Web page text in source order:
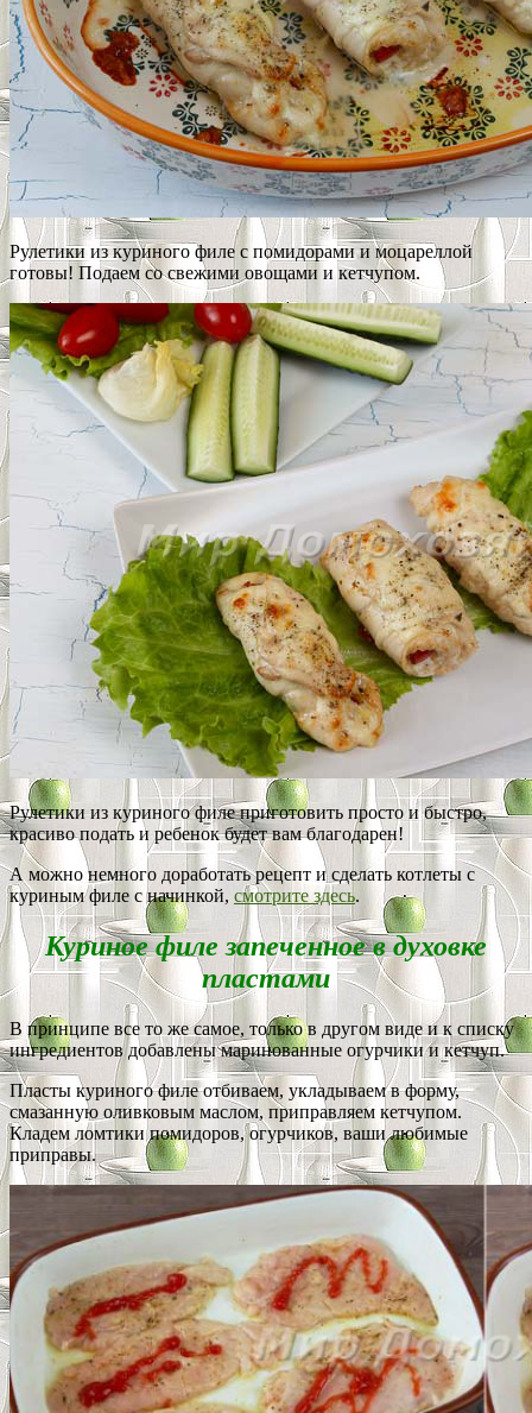
Рулетики из куриного филе с помидорами и моцареллой
готовы! Подаем со свежими овощами и кетчупом.
Рулетики из куриного филе приготовить просто и быстро,
красиво подать и ребенок будет вам благодарен!
А можно немного доработать рецепт и сделать котлеты с
куриным филе с начинкой, смотрите здесь.
Куриное филе запеченное в духовке
пластами
В принципе все то же самое, только в другом виде и к списку
ингредиентов добавлены маринованные огурчики и кетчуп.
Пласты куриного филе отбиваем, укладываем в форму,
смазанную оливковым маслом, приправляем кетчупом.
Кладем ломтики помидоров, огурчиков, ваши любимые
приправы.